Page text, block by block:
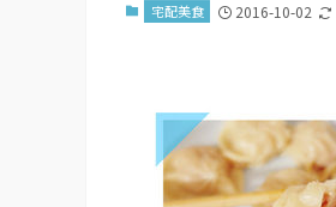
宅配美食 2016-10-02